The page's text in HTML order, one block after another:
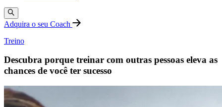
Adquira o seu Coach
Treino
Descubra porque treinar com outras pessoas eleva as
chances de você ter sucesso